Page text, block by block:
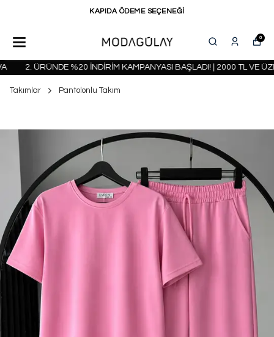
KAPIDA ÖDEME SEÇENEĞİ
0
2. ÜRÜNDE %20 İNDİRİM KAMPANYASI BAŞLADI! | 2000 TL VE
Takımlar Pantolonlu Takım